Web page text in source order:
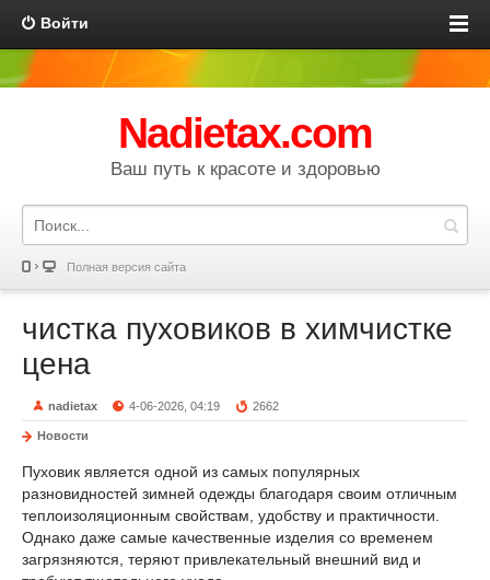
Войти
Nadietax.com
Ваш путь к красоте и здоровью
Полная версия сайта
чистка пуховиков в химчистке
цена
nadietax 4-06-2026, 04:19 2662
Новости
Пуховик является одной из самых популярных
разновидностей зимней одежды благодаря своим отличным
теплоизоляционным свойствам, удобству и практичности.
Однако даже самые качественные изделия со временем
загрязняются, теряют привлекательный внешний вид и